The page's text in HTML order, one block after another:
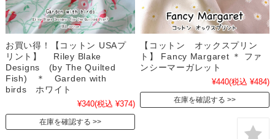
お買い得！【コットン USAプ
リント】 Riley Blake
Designs (by The Quilted
Fish) ＊ Garden with
birds ホワイト
¥340(税込 ¥374)
在庫を確認する
【コットン オックスプリン
ト】 Fancy Margaret ＊ ファ
ンシーマーガレット
¥440(税込 ¥484)
在庫を確認する